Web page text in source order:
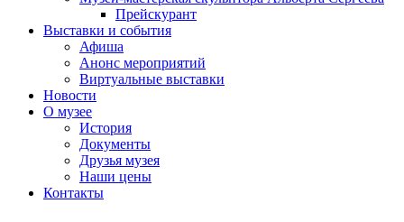
Прейскурант
Выставки и события
Афиша
Анонс мероприятий
Виртуальные выставки
Новости
О музее
История
Документы
Друзья музея
Наши цены
Контакты